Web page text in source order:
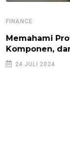
FINANCE
Memahami
Komponen,
24 JULI 2024